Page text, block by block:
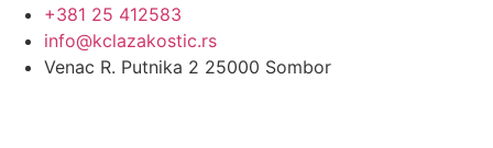
+381 25 412583
info@kclazakostic.rs
Venac R. Putnika 2 25000 Sombor